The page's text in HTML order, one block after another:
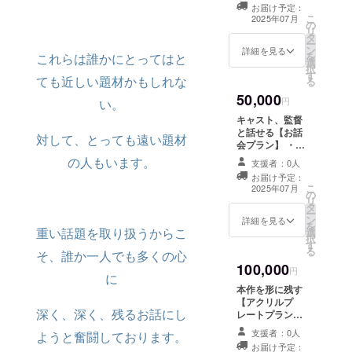
これらは誰かにとってはと
ても近しい題材かもしれな
い。
対して、とっても遠い題材
の人もいます。
重い話題を取り扱うからこ
そ、誰か一人でも多くの心
に
深く、深く、残るお話にし
ようと奮闘しております。
定） ・先行視聴
URL ・未公
開/NGシーン特
別総集編視聴
URL ・ブロマイ
ドセット お届け
リジナルフォト
ブック/24p（予
定） ・制作陣コ
メントブッ
ク/24p（予定）
・DVD/Blu-ray
会/卒業制作展案
内 開催地：未定
（御茶ノ水近
郊） 詳細はメー
ンビジュアルを
使用したステッ
カーとなる予定
です。 商品サイ
ズ：最大
6cm×8cm （予
定） ・先行視聴
URL ・未公
開/NGシーン特
別総集編視聴
URL ・ブロマイ
ドセット お届け
リジナルフォト
ブック/24p（予
定） ・制作陣コ
メントブッ
ク/24p（予定）
・DVD/Blu-ray
・今作脚本 紙媒
お届け予定：
2025年07月
詳細を見る
こ
の
リ
タ
ー
ン
を
選
択
す
る
50,000円
キャスト、監督
と話せる【お話
会プラン】 ・お
礼のお手紙 ・メ
ディアアートゼ
ミ展示会/卒業制
作展案内 開催
地：未定（御茶
ノ水近郊） 詳細
メインビジュア
ルを使用したス
テッカーとなる
予定です。 商品
サイズ：最大
6cm×8cm （予
定） ・先行視聴
支援者：0人
お届け予定：
2025年07月
詳細を見る
こ
の
リ
タ
ー
ン
を
選
択
す
る
100,000円
本作を形に残す
【アクリルプ
レートプラン】
・お礼のお手紙
・メディアアー
支援者：0人
お届け予定：